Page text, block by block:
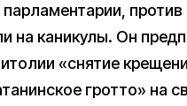
парламентарии,
на каникулы. Он
«снятие
гротто» на